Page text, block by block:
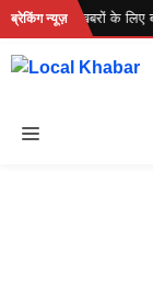
Skip
content
ब्रेकिंग न्यूज़
है... ताज़ा खबरों के लिए
Menu